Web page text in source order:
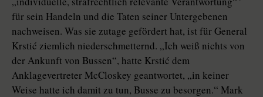
für sein Handeln und die Taten seiner Untergebenen
nachweisen. Was sie zutage gefördert hat, ist für General
Krstić ziemlich niederschmetternd. „Ich weiß nichts von
der Ankunft von Bussen“, hatte Krstić dem
Anklagevertreter McCloskey geantwortet, „in keiner
Weise hatte ich damit zu tun, Busse zu besorgen.“ Mark